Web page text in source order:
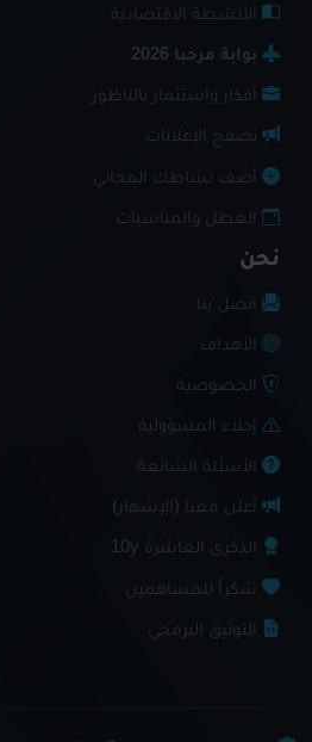
الأنشطة الاقتصادية
بوابة مرحبا 2026
أفكار واستثمار بالناظور
تصفح الإعلانات
أضف نشاطك المجاني
العطل والمناسبات
نحن
اتصل بنا
الأهداف
الخصوصية
إخلاء المسؤولية
الأسئلة الشائعة
أعلن معنا (الإشهار)
الذكرى العاشرة 10y
شكراً للمساهمين
التوثيق البرمجي